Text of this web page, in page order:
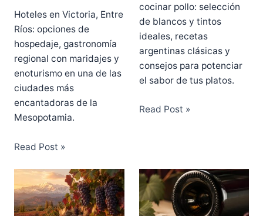
Hoteles en Victoria, Entre
Ríos: opciones de
hospedaje, gastronomía
regional con maridajes y
enoturismo en una de las
ciudades más
encantadoras de la
Mesopotamia.
Read Post »
cocinar pollo: selección
de blancos y tintos
ideales, recetas
argentinas clásicas y
consejos para potenciar
el sabor de tus platos.
Read Post »